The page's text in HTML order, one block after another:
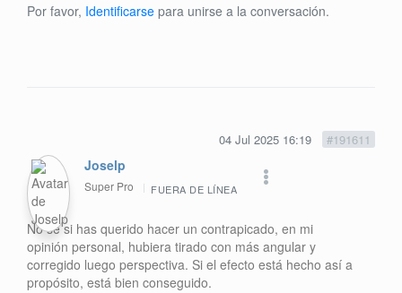
Por favor, Identificarse para unirse a la conversación.
04 Jul 2025 16:19 #191611
Joselp
Super Pro FUERA DE LÍNEA
No sé si has querido hacer un contrapicado, en mi
opinión personal, hubiera tirado con más angular y
corregido luego perspectiva. Si el efecto está hecho así a
propósito, está bien conseguido.